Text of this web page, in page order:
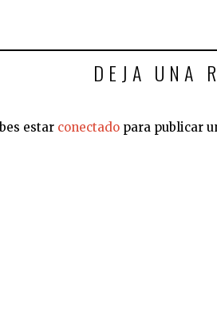
DEJA UNA
estar conectado para publicar